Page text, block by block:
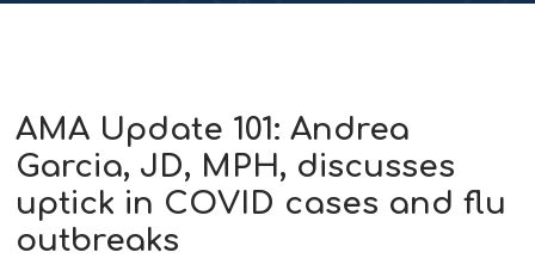
AMA Update 101: Andrea
Garcia, JD, MPH, discusses
uptick in COVID cases and flu
outbreaks